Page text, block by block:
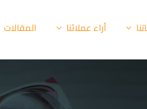
أراء عملائنا المقالات